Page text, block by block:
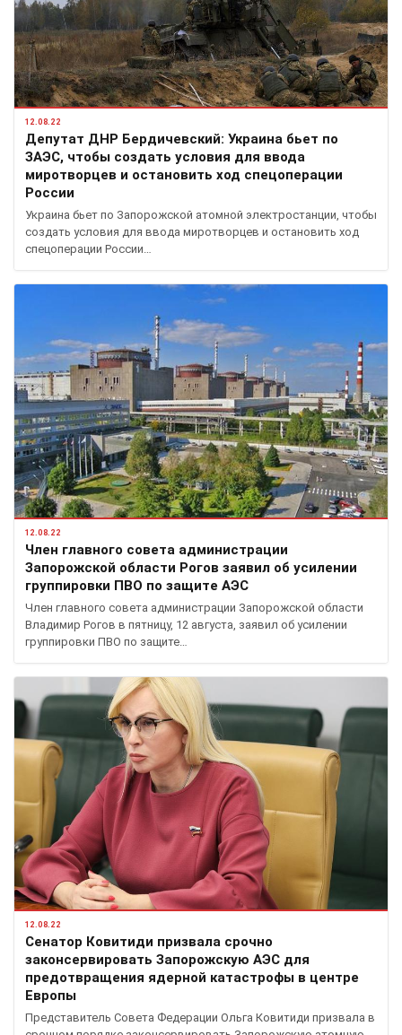
12.08.22
Депутат ДНР Бердичевский: Украина бьет по
ЗАЭС, чтобы создать условия для ввода
миротворцев и остановить ход спецоперации
России
Украина бьет по Запорожской атомной электростанции, чтобы
создать условия для ввода миротворцев и остановить ход
спецоперации России…
12.08.22
Член главного совета администрации
Запорожской области Рогов заявил об усилении
группировки ПВО по защите АЭС
Член главного совета администрации Запорожской области
Владимир Рогов в пятницу, 12 августа, заявил об усилении
группировки ПВО по защите…
12.08.22
Сенатор Ковитиди призвала срочно
законсервировать Запорожскую АЭС для
предотвращения ядерной катастрофы в центре
Европы
Представитель Совета Федерации Ольга Ковитиди призвала в